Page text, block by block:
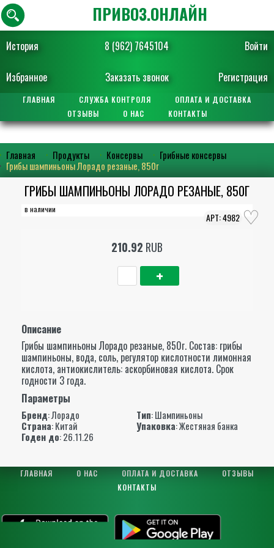
История 8 (962) 7645104 Войти
Избранное Заказать звонок Регистрация
ПРИВОЗ.ОНЛАЙН
ГЛАВНАЯ СЛУЖБА КОНТРОЛЯ
ОПЛАТА И ДОСТАВКА
ОТЗЫВЫ
О НАС КОНТАКТЫ
Главная Продукты Консервы
Грибные консервы
Грибы шампиньоны Лорадо резаные, 850г
ГРИБЫ ШАМПИНЬОНЫ ЛОРАДО РЕЗАНЫЕ, 850Г
в наличии
4982
210.92 RUB
Описание
Грибы шампиньоны Лорадо резаные, 850г. Состав: грибы
шампиньоны, вода, соль, регулятор кислотности лимонная
кислота, антиокислитель: аскорбиновая кислота. Срок
годности 3 года.
Параметры
Бренд:Лорадо Тип: Шампиньоны
Страна: Китай Упаковка: Жестяная банка
Годен до: 26.11.26
ГЛАВНАЯ О НАС ОПЛАТА И ДОСТАВКА
ОТЗЫВЫ
КОНТАКТЫ